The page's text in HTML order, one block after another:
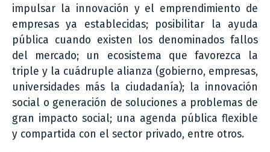
impulsar la innovación y el emprendimiento de
empresas ya establecidas; posibilitar la ayuda
pública cuando existen los denominados fallos
del mercado; un ecosistema que favorezca la
triple y la cuádruple alianza (gobierno, empresas,
universidades más la ciudadanía); la innovación
social o generación de soluciones a problemas de
gran impacto social; una agenda pública flexible
y compartida con el sector privado, entre otros.